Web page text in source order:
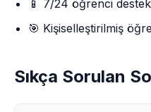
📱 7/24 öğrenci
🎯 Kişiselleştirilmiş
Sıkça Sorulan